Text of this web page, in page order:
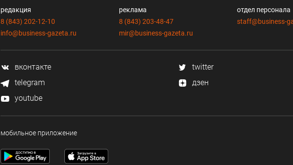
редакция
8 (843) 202-12-10
info@business-gazeta.ru
реклама
8 (843) 203-48-47
mir@business-gazeta.ru
отдел персонала
staff@business-
вконтакте
twitter
telegram
дзен
youtube
мобильное приложение